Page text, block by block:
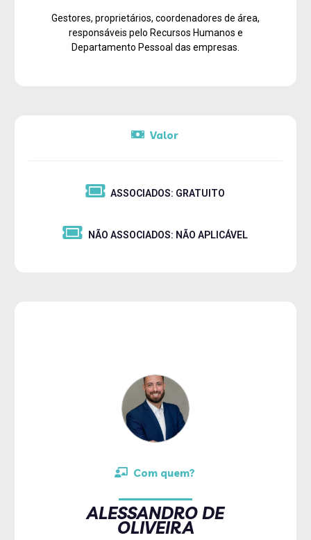
Gestores, proprietários, coordenadores de área,
responsáveis pelo Recursos Humanos e
Departamento Pessoal das empresas.
Valor
ASSOCIADOS: GRATUITO
NÃO ASSOCIADOS: NÃO APLICÁVEL
Com quem?
ALESSANDRO DE
OLIVEIRA